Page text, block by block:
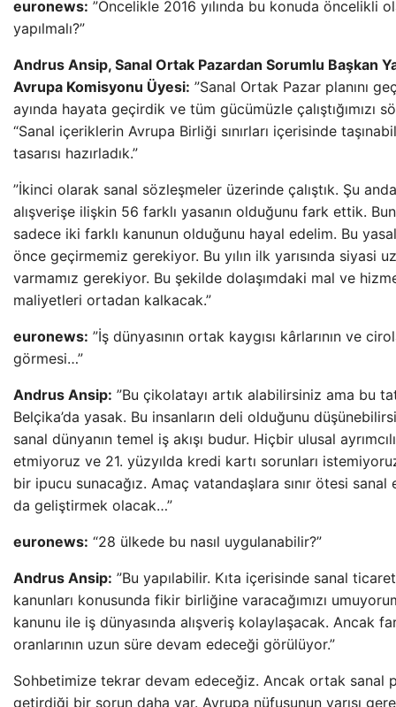
euronews: ”Öncelikle 2016 yılında bu konuda öncelikli
yapılmalı?”
Andrus Ansip, Sanal Ortak Pazardan Sorumlu Başkan
Avrupa Komisyonu Üyesi: ”Sanal Ortak Pazar planını
ayında hayata geçirdik ve tüm gücümüzle çalıştığımızı
“Sanal içeriklerin Avrupa Birliği sınırları içerisinde
tasarısı hazırladık.”
”İkinci olarak sanal sözleşmeler üzerinde çalıştık. Şu
alışverişe ilişkin 56 farklı yasanın olduğunu fark ettik.
sadece iki farklı kanunun olduğunu hayal edelim. Bu
önce geçirmemiz gerekiyor. Bu yılın ilk yarısında siyasi
varmamız gerekiyor. Bu şekilde dolaşımdaki mal ve
maliyetleri ortadan kalkacak.”
euronews: ”İş dünyasının ortak kaygısı kârlarının ve
görmesi…”
Andrus Ansip: ”Bu çikolatayı artık alabilirsiniz ama bu
Belçika’da yasak. Bu insanların deli olduğunu
sanal dünyanın temel iş akışı budur. Hiçbir ulusal
etmiyoruz ve 21. yüzyılda kredi kartı sorunları
bir ipucu sunacağız. Amaç vatandaşlara sınır ötesi sanal
da geliştirmek olacak…”
euronews: “28 ülkede bu nasıl uygulanabilir?”
Andrus Ansip: ”Bu yapılabilir. Kıta içerisinde sanal
kanunları konusunda fikir birliğine varacağımızı
kanunu ile iş dünyasında alışveriş kolaylaşacak. Ancak
oranlarının uzun süre devam edeceği görülüyor.”
Sohbetimize tekrar devam edeceğiz. Ancak ortak sanal
getirdiği bir sorun daha var. Avrupa nüfusunun yarısı